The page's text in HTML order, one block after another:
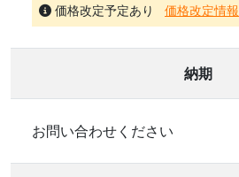
価格改定予定あり
価格改定情報
納期
お問い合わせください